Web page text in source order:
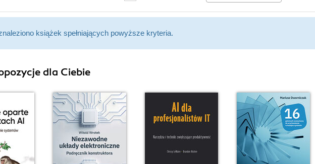
książek spełniających powyższe kryteria.
dla Ciebie